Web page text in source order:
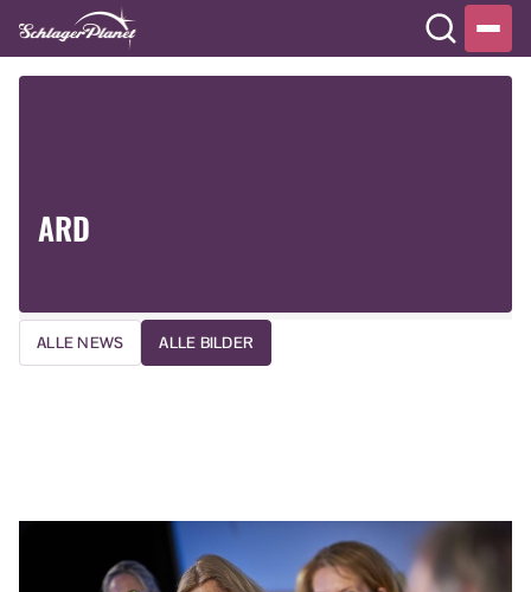
ARD
ALLE NEWS ALLE BILDER